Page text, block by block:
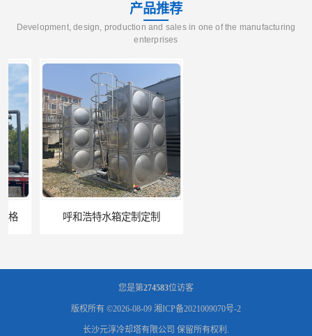
产品推荐
Development, design, production and sales in one of the manufacturing
enterprises
呼和浩特水箱定制定制
您是第274583位访客
版权所有 ©2026-08-09 湘ICP备2021009070号-2
长沙元淳冷却塔有限公司 保留所有权利.